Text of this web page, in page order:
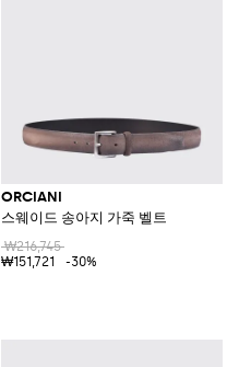
ORCIANI
스웨이드 송아지 가죽 벨트
₩216,745
₩151,721
-30%